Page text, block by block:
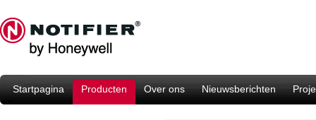
Startpagina Producten Over ons Nieuwsberichten